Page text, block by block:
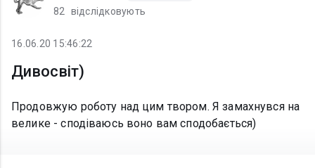
82 відслідковують
16.06.20 15:46:22
Дивосвіт)
Продовжую роботу над цим твором. Я замахнувся на
велике - сподіваюсь воно вам сподобається)